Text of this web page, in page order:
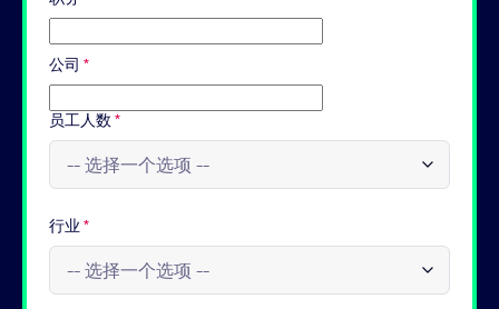
公司 *
员工人数 *
行业 *